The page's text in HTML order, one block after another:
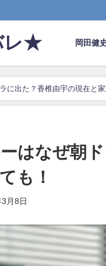
レ★ 岡田健
に出た？香椎由宇の現在と家
はなぜ朝
も！
月8日